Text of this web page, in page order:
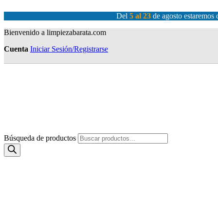
Del 5 al 23 de agosto
Bienvenido a limpiezabarata.com
Cuenta Iniciar Sesión/Registrarse
Búsqueda de productos